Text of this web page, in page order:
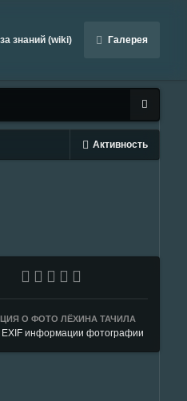
знаний (wiki) Галерея
Активность
О ФОТО ЛЁХИНА ТАЧИЛА
EXIF информации фотографии